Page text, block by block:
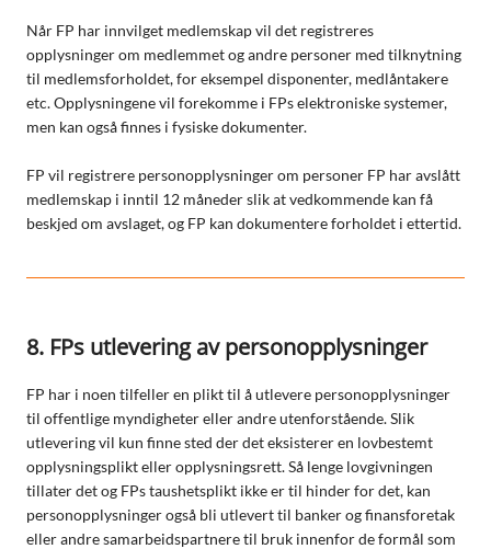
Når FP har innvilget medlemskap vil det registreres
opplysninger om medlemmet og andre personer med tilknytning
til medlemsforholdet, for eksempel disponenter, medlåntakere
etc. Opplysningene vil forekomme i FPs elektroniske systemer,
men kan også finnes i fysiske dokumenter.
FP vil registrere personopplysninger om personer FP har avslått
medlemskap i inntil 12 måneder slik at vedkommende kan få
beskjed om avslaget, og FP kan dokumentere forholdet i ettertid.
8. FPs utlevering av personopplysninger
FP har i noen tilfeller en plikt til å utlevere personopplysninger
til offentlige myndigheter eller andre utenforstående. Slik
utlevering vil kun finne sted der det eksisterer en lovbestemt
opplysningsplikt eller opplysningsrett. Så lenge lovgivningen
tillater det og FPs taushetsplikt ikke er til hinder for det, kan
personopplysninger også bli utlevert til banker og finansforetak
eller andre samarbeidspartnere til bruk innenfor de formål som